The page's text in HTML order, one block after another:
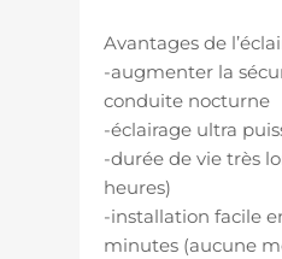
Avantages de
-augmenter la
conduite nocturne
-éclairage ultra
-durée de vie très
heures)
-installation facile
minutes (aucune